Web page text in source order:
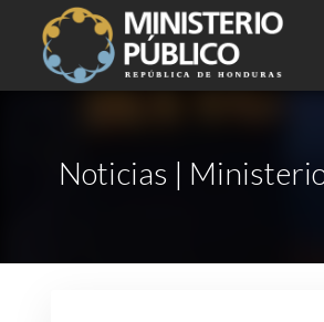
Noticias |